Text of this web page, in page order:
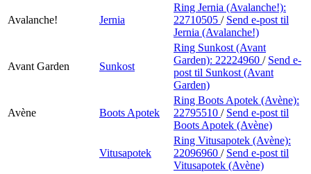
Avalanche! Jernia
Ring Jernia (Avalanche!):
22710505 / Send e-post til
Jernia (Avalanche!)
Avant Garden Sunkost
Ring Sunkost (Avant
Garden): 22224960 / Send e-
post til Sunkost (Avant
Garden)
Avène Boots Apotek
Ring Boots Apotek (Avène):
22795510 / Send e-post til
Boots Apotek (Avène)
Vitusapotek
Ring Vitusapotek (Avène):
22096960 / Send e-post til
Vitusapotek (Avène)